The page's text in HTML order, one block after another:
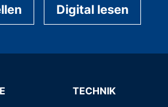
Digital lesen
TECHNIK